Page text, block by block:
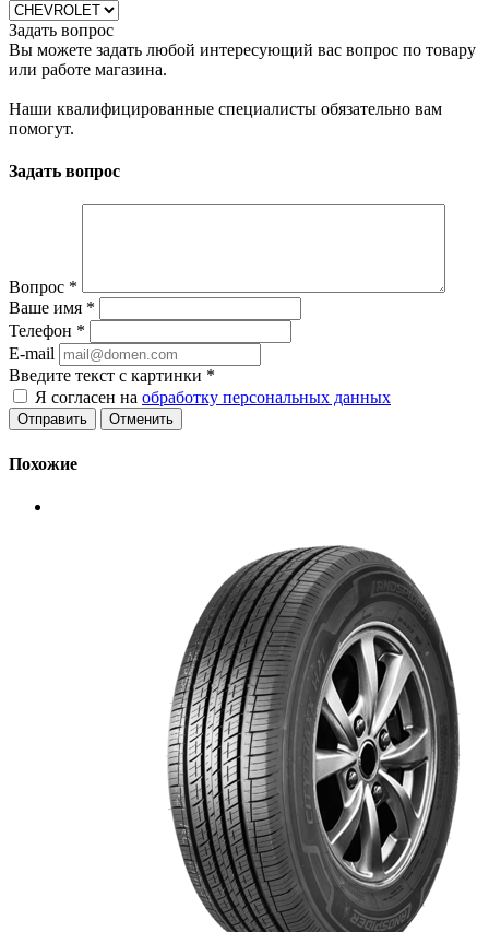
Задать вопрос
Вы можете задать любой интересующий вас вопрос по товару
или работе магазина.
Наши квалифицированные специалисты обязательно вам
помогут.
Задать вопрос
Вопрос *
Ваше имя *
Телефон *
E-mail
Введите текст с картинки *
Я согласен на обработку персональных данных
Отменить
Похожие